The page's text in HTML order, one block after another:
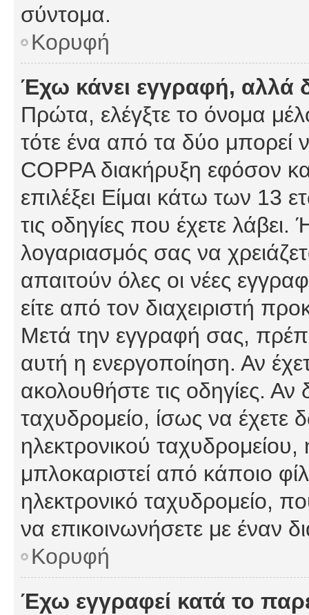
σύντομα.
Κορυφή
Έχω κάνει εγγραφή,
Πρώτα, ελέγξτε το όνομα
τότε ένα από τα δύο μπορεί
COPPA διακήρυξη εφόσον
επιλέξει Είμαι κάτω των 13
τις οδηγίες που έχετε λάβει.
λογαριασμός σας να
απαιτούν όλες οι νέες
είτε από τον διαχειριστή
Μετά την εγγραφή σας,
αυτή η ενεργοποίηση. Αν
ακολουθήστε τις οδηγίες. Αν
ταχυδρομείο, ίσως να έχετε
ηλεκτρονικού ταχυδρομείου,
μπλοκαριστεί από κάποιο
ηλεκτρονικό ταχυδρομείο,
να επικοινωνήσετε με έναν
Κορυφή
Έχω εγγραφεί κατά το